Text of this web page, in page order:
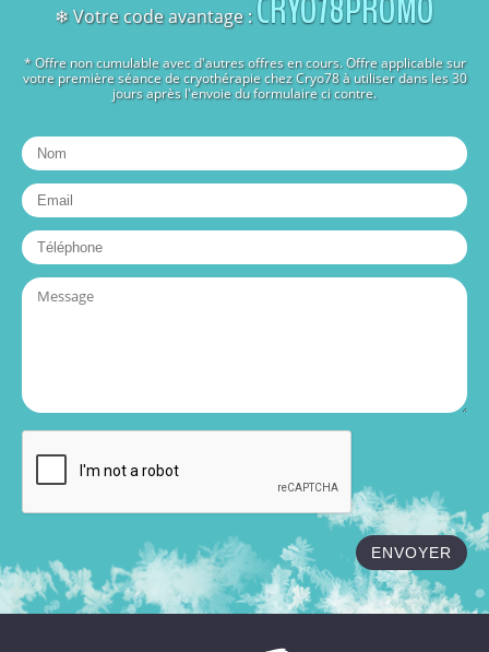
❄ Votre code avantage :CRYO78PROMO
* Offre non cumulable avec d'autres offres en cours. Offre applicable sur
votre première séance de cryothérapie chez Cryo78 à utiliser dans les 30
jours après l'envoie du formulaire ci contre.
ENVOYER